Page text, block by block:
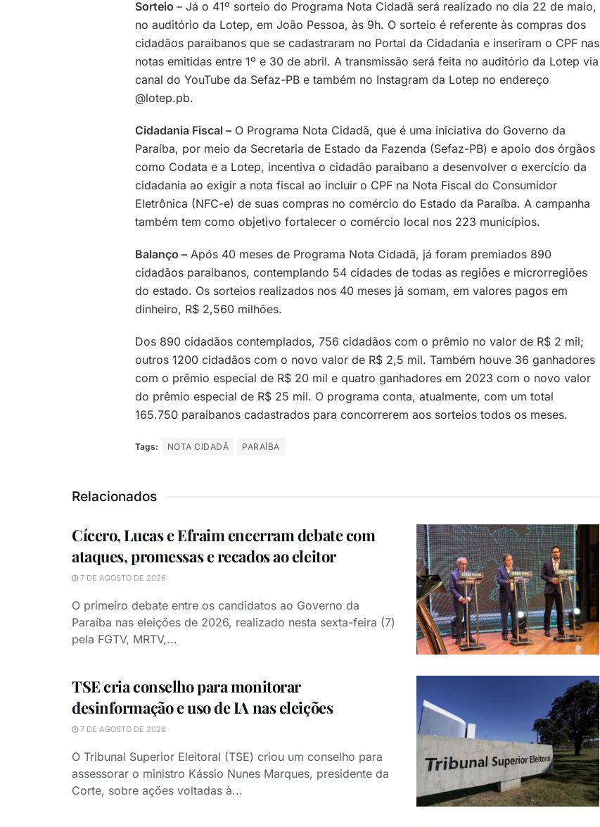
Sorteio – Já o 41º sorteio do Programa Nota Cidadã será realizado no dia 22 de maio,
no auditório da Lotep, em João Pessoa, às 9h. O sorteio é referente às compras dos
cidadãos paraibanos que se cadastraram no Portal da Cidadania e inseriram o CPF nas
notas emitidas entre 1º e 30 de abril. A transmissão será feita no auditório da Lotep via
canal do YouTube da Sefaz-PB e também no Instagram da Lotep no endereço
@lotep.pb.
Cidadania Fiscal – O Programa Nota Cidadã, que é uma iniciativa do Governo da
Paraíba, por meio da Secretaria de Estado da Fazenda (Sefaz-PB) e apoio dos órgãos
como Codata e a Lotep, incentiva o cidadão paraibano a desenvolver o exercício da
cidadania ao exigir a nota fiscal ao incluir o CPF na Nota Fiscal do Consumidor
Eletrônica (NFC-e) de suas compras no comércio do Estado da Paraíba. A campanha
também tem como objetivo fortalecer o comércio local nos 223 municípios.
Balanço – Após 40 meses de Programa Nota Cidadã, já foram premiados 890
cidadãos paraibanos, contemplando 54 cidades de todas as regiões e microrregiões
do estado. Os sorteios realizados nos 40 meses já somam, em valores pagos em
dinheiro, R$ 2,560 milhões.
Dos 890 cidadãos contemplados, 756 cidadãos com o prêmio no valor de R$ 2 mil;
outros 1200 cidadãos com o novo valor de R$ 2,5 mil. Também houve 36 ganhadores
com o prêmio especial de R$ 20 mil e quatro ganhadores em 2023 com o novo valor
do prêmio especial de R$ 25 mil. O programa conta, atualmente, com um total
165.750 paraibanos cadastrados para concorrerem aos sorteios todos os meses.
Tags: NOTA CIDADÃ PARAÍBA
Relacionados
Cícero, Lucas e Efraim encerram debate com
ataques, promessas e recados ao eleitor
7 DE AGOSTO DE 2026
O primeiro debate entre os candidatos ao Governo da
Paraíba nas eleições de 2026, realizado nesta sexta-feira (7)
pela FGTV, MRTV,...
TSE cria conselho para monitorar
desinformação e uso de IA nas eleições
7 DE AGOSTO DE 2026
O Tribunal Superior Eleitoral (TSE) criou um conselho para
assessorar o ministro Kássio Nunes Marques, presidente da
Corte, sobre ações voltadas à...